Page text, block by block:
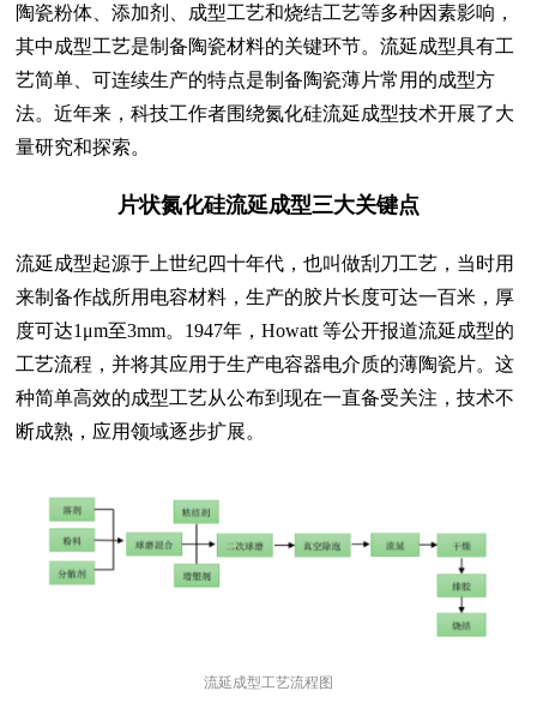
陶瓷粉体、添加剂、成型工艺和烧结工艺等多种因素影响，
其中成型工艺是制备陶瓷材料的关键环节。流延成型具有工
艺简单、可连续生产的特点是制备陶瓷薄片常用的成型方
法。近年来，科技工作者围绕氮化硅流延成型技术开展了大
量研究和探索。
片状氮化硅流延成型三大关键点
流延成型起源于上世纪四十年代，也叫做刮刀工艺，当时用
来制备作战所用电容材料，生产的胶片长度可达一百米，厚
度可达1μm至3mm。1947年，Howatt 等公开报道流延成型的
工艺流程，并将其应用于生产电容器电介质的薄陶瓷片。这
种简单高效的成型工艺从公布到现在一直备受关注，技术不
断成熟，应用领域逐步扩展。
流延成型工艺流程图